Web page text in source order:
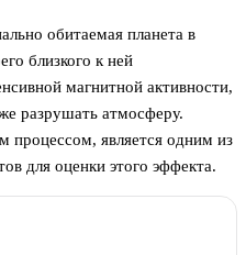
обитаемая планета в
близкого к ней
магнитной активности,
разрушать атмосферу.
процессом, является одним из
для оценки этого эффекта.